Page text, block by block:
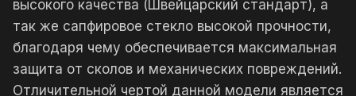
высокого качества (Швейцарский стандарт), а
так же сапфировое стекло высокой прочности,
благодаря чему обеспечивается максимальная
защита от сколов и механических повреждений.
Отличительной чертой данной модели является